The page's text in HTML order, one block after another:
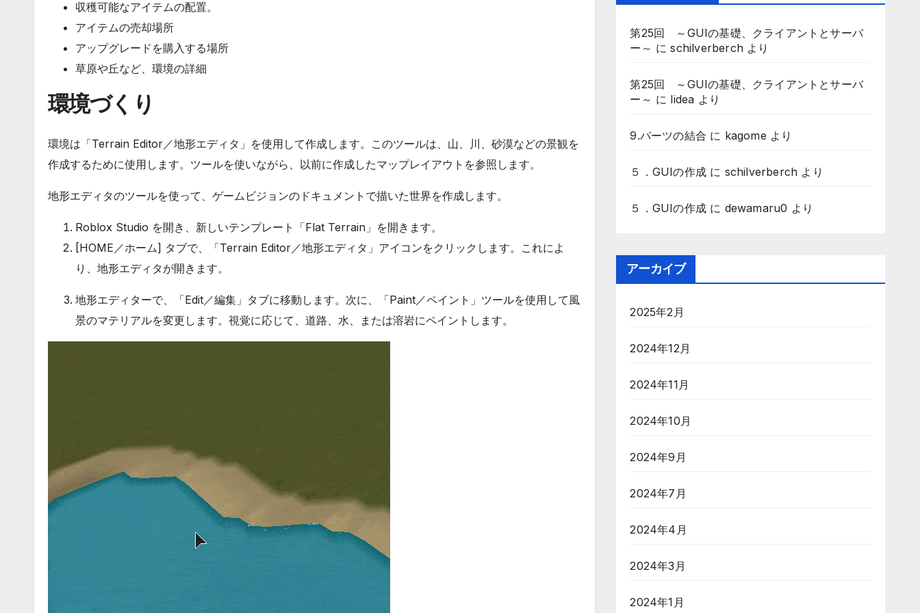
収穫可能なアイテムの配置。
アイテムの売却場所
アップグレードを購入する場所
草原や丘など、環境の詳細
環境づくり
環境は「Terrain Editor／地形エディタ」を使用して作成します。このツールは、山、川、砂漠などの景観を
作成するために使用します。ツールを使いながら、以前に作成したマップレイアウトを参照します。
地形エディタのツールを使って、ゲームビジョンのドキュメントで描いた世界を作成します。
Roblox Studio を開き、新しいテンプレート「Flat Terrain」を開きます。
[HOME／ホーム] タブで、「Terrain Editor／地形エディタ」アイコンをクリックします。これによ
り、地形エディタが開きます。
地形エディターで、「Edit／編集」タブに移動します。次に、「Paint／ペイント」ツールを使用して風
景のマテリアルを変更します。視覚に応じて、道路、水、または溶岩にペイントします。
第25回 ～GUIの基礎、クライアントとサーバ
ー～ にschilverberchより
第25回 ～GUIの基礎、クライアントとサーバ
ー～ に lidea より
9.パーツの結合 に kagome より
５．GUIの作成に schilverberch より
５．GUIの作成に dewamaru0 より
アーカイブ
2025年2月
2024年12月
2024年11月
2024年10月
2024年9月
2024年7月
2024年4月
2024年3月
2024年1月